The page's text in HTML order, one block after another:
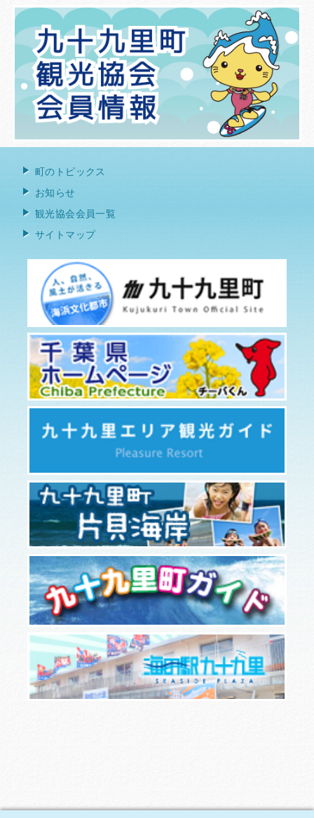
町のトピックス
お知らせ
観光協会会員一覧
サイトマップ